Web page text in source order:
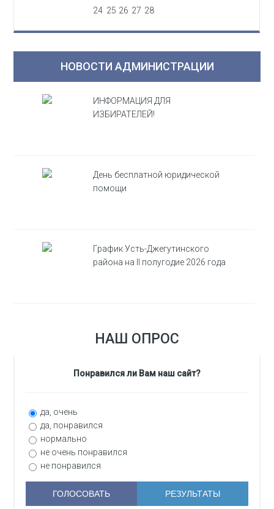
24 25 26 27 28
НОВОСТИ АДМИНИСТРАЦИИ
ИНФОРМАЦИЯ ДЛЯ
ИЗБИРАТЕЛЕЙ!
День бесплатной юридической
помощи
График Усть-Джегутинского
района на II полугодие 2026 года
НАШ ОПРОС
Понравился ли Вам наш сайт?
да, очень
да, понравился
нормально
не очень понравился
не понравился